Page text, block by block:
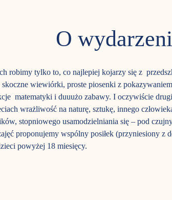
O
robimy tylko to, co najlepiej kojarzy się z
wiewiórki, proste piosenki z
matematyki i duuużo zabawy. I oczywiście
wrażliwość na naturę, sztukę, innego
stopniowego usamodzielniania się – pod
proponujemy wspólny posiłek (przyniesiony z
powyżej 18 miesięcy.